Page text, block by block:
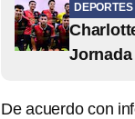
DEPORTES
Jornada
De acuerdo con